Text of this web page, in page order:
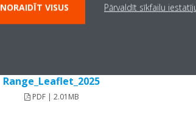
Range_Leaflet_2025
PDF | 2.01MB
NORAIDĪT VISUS Pārvaldīt sīkfailu